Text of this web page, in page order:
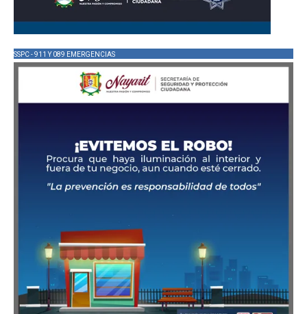
SSPC - 911 Y 089 EMERGENCIAS